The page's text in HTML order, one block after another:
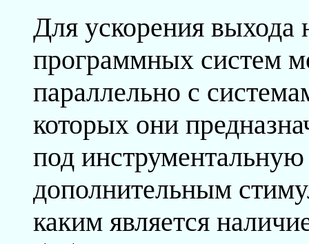
Для ускорения выхода
программных систем
параллельно с
которых они
под
дополнительным
каким является